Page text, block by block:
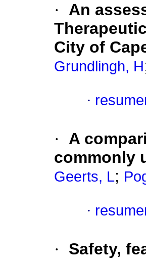
·
An
City of
Grundlingh, H
·
·
A
commonly
Geerts, L;
·
·
Safety,